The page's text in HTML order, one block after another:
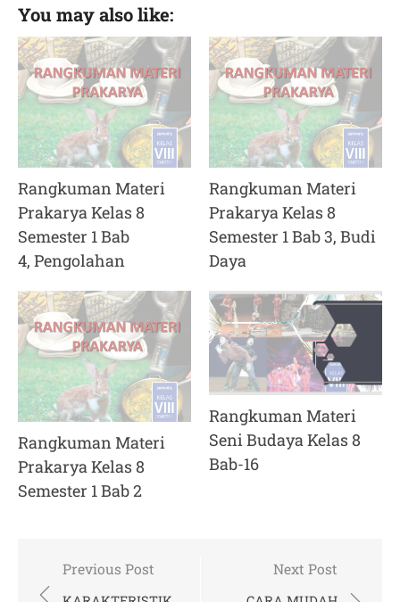
You may also like:
Rangkuman Materi
Prakarya Kelas 8
Semester 1 Bab
4, Pengolahan
Rangkuman Materi
Prakarya Kelas 8
Semester 1 Bab 3, Budi
Daya
Rangkuman Materi
Prakarya Kelas 8
Semester 1 Bab 2
Rangkuman Materi
Seni Budaya Kelas 8
Bab-16
Post
Previous Post Next Post